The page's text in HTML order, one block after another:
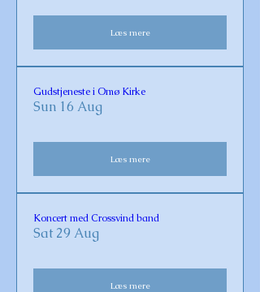
Læs mere
Gudstjeneste i Omø Kirke
Sun 16 Aug
Læs mere
Koncert med Crossvind band
Sat 29 Aug
Læs mere